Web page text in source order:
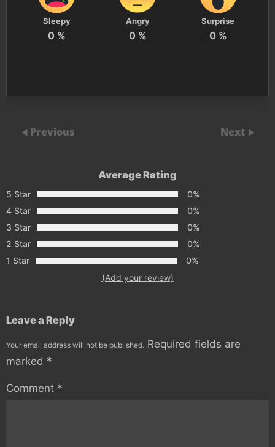
Sleepy
0 %
Angry
0 %
Surprise
0 %
Previous Next
Average Rating
5 Star
0%
4 Star
0%
3 Star
0%
2 Star
0%
1 Star
0%
(Add your review)
Leave a Reply
Your email address will not be published. Required fields are
marked *
Comment *